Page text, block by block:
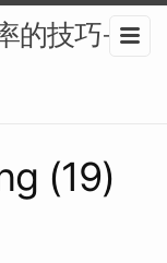
的技巧-
(19)